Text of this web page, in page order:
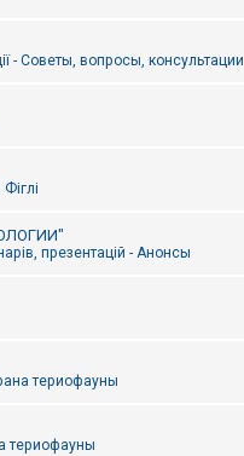
- Советы, вопросы, консультации
презентацій - Анонсы
териофауны
териофауны